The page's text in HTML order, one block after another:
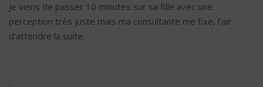
Je viens de passer 10 minutes sur sa fille avec une
perception très juste mais ma consultante me fixe, l’air
d’attendre la suite.